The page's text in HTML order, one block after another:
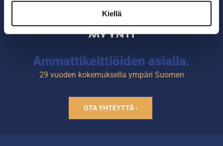
Kiellä
Ammattikeittiöiden asialla.
29 vuoden kokemuksella ympäri Suomen
OTA YHTEYTTÄ ›